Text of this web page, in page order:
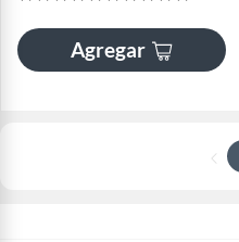
Agregar